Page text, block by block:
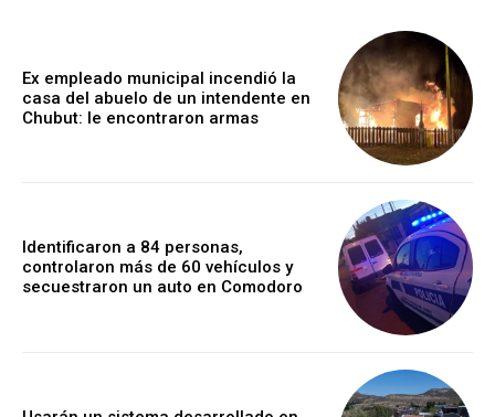
Ex empleado municipal incendió la
casa del abuelo de un intendente en
Chubut: le encontraron armas
Identificaron a 84 personas,
controlaron más de 60 vehículos y
secuestraron un auto en Comodoro